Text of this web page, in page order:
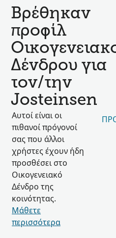
Βρέθηκαν
προφίλ
Δένδρου για
τον/την
Josteinsen
Αυτοί είναι οι
πιθανοί πρόγονοί
σας που άλλοι
χρήστες έχουν ήδη
προσθέσει στο
Οικογενειακό
Δένδρο της
κοινότητας.
Μάθετε
περισσότερα